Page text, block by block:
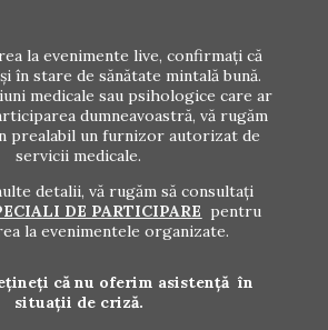
la evenimente live, confirmați că
în stare de sănătate mintală bună.
medicale sau psihologice care ar
dumneavoastră, vă rugăm
prealabil un furnizor autorizat de
servicii medicale.
detalii, vă rugăm să consultați
DE PARTICIPARE pentru
la evenimentele organizate.
că nu oferim asistență în
situații de criză.